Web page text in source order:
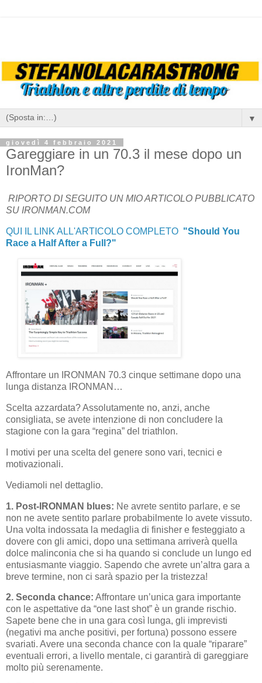
▼
giovedì 4 febbraio 2021
Gareggiare in un 70.3 il mese dopo un
IronMan?
RIPORTO DI SEGUITO UN MIO ARTICOLO PUBBLICATO
SU IRONMAN.COM
QUI IL LINK ALL'ARTICOLO COMPLETO "Should You
Race a Half After a Full?"
Affrontare un IRONMAN 70.3 cinque settimane dopo una
lunga distanza IRONMAN…
Scelta azzardata? Assolutamente no, anzi, anche
consigliata, se avete intenzione di non concludere la
stagione con la gara “regina” del triathlon.
I motivi per una scelta del genere sono vari, tecnici e
motivazionali.
Vediamoli nel dettaglio.
1. Post-IRONMAN blues: Ne avrete sentito parlare, e se
non ne avete sentito parlare probabilmente lo avete vissuto.
Una volta indossata la medaglia di finisher e festeggiato a
dovere con gli amici, dopo una settimana arriverà quella
dolce malinconia che si ha quando si conclude un lungo ed
entusiasmante viaggio. Sapendo che avrete un’altra gara a
breve termine, non ci sarà spazio per la tristezza!
2. Seconda chance: Affrontare un’unica gara importante
con le aspettative da “one last shot” è un grande rischio.
Sapete bene che in una gara così lunga, gli imprevisti
(negativi ma anche positivi, per fortuna) possono essere
svariati. Avere una seconda chance con la quale “riparare”
eventuali errori, a livello mentale, ci garantirà di gareggiare
molto più serenamente.